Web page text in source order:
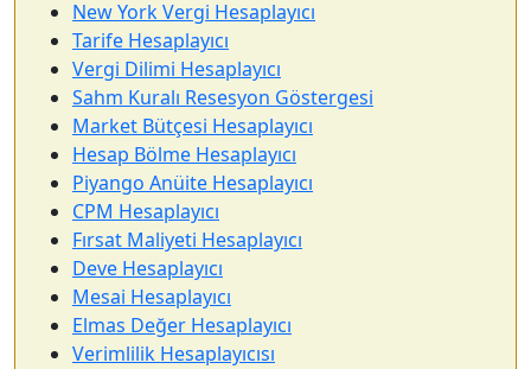
New York Vergi Hesaplayıcı
Tarife Hesaplayıcı
Vergi Dilimi Hesaplayıcı
Sahm Kuralı Resesyon Göstergesi
Market Bütçesi Hesaplayıcı
Hesap Bölme Hesaplayıcı
Piyango Anüite Hesaplayıcı
CPM Hesaplayıcı
Fırsat Maliyeti Hesaplayıcı
Deve Hesaplayıcı
Mesai Hesaplayıcı
Elmas Değer Hesaplayıcı
Verimlilik Hesaplayıcısı